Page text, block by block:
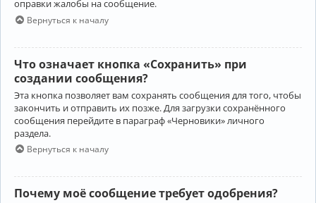
оправки жалобы на сообщение.
Вернуться к началу
Что означает кнопка «Сохранить» при
создании сообщения?
Эта кнопка позволяет вам сохранять сообщения для того, чтобы
закончить и отправить их позже. Для загрузки сохранённого
сообщения перейдите в параграф «Черновики» личного
раздела.
Вернуться к началу
Почему моё сообщение требует одобрения?